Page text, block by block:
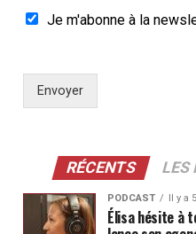
Je m'abonne à la
Envoyer
RÉCENTS LES
PODCAST Il y a
Élisa hésite à